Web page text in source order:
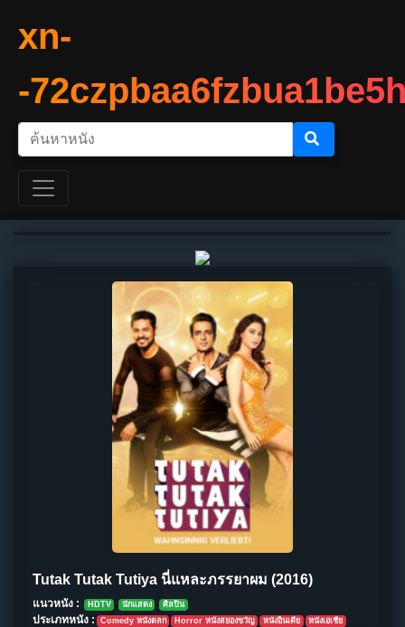
xn-
-
Tutak Tutak Tutiya นี่แหละภรรยาผม (2016)
แนวหนัง : HDTV นักแสดง ศิลปิน
ประเภทหนัง : Comedy หนังตลก Horror หนังสยองขวัญ หนังอินเดีย หนังเอเชีย